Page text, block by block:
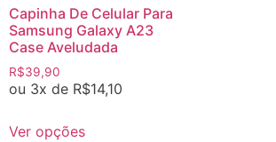
Capinha De Celular Para
Samsung Galaxy A23
Case Aveludada
R$39,90
ou 3x de R$14,10
Ver opções